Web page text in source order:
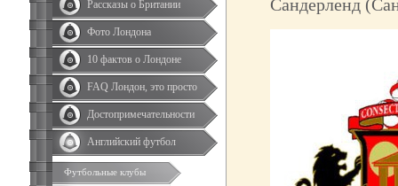
Рассказы о Британии
Фото Лондона
10 фактов о Лондоне
FAQ Лондон, это просто
Достопримечательности
Английский футбол
Футбольные клубы
Сандерленд